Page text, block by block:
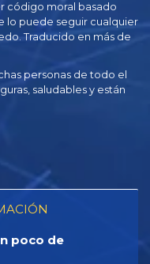
código moral basado
lo puede seguir cualquier
Traducido en más de
personas de todo el
saludables y están
poco de